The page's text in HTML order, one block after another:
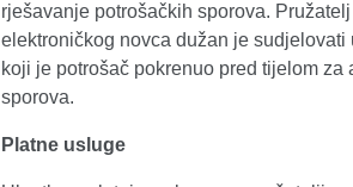
rješavanje potrošačkih sporova.
elektroničkog novca dužan je
koji je potrošač pokrenuo pred tijelom
sporova.
Platne usluge